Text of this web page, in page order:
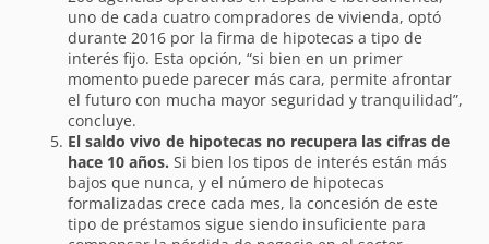
uno de cada cuatro compradores de vivienda, optó
durante 2016 por la firma de hipotecas a tipo de
interés fijo. Esta opción, “si bien en un primer
momento puede parecer más cara, permite afrontar
el futuro con mucha mayor seguridad y tranquilidad”,
concluye.
El saldo vivo de hipotecas no recupera las cifras de
hace 10 años.Si bien los tipos de interés están más
bajos que nunca, y el número de hipotecas
formalizadas crece cada mes, la concesión de este
tipo de préstamos sigue siendo insuficiente para